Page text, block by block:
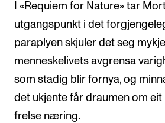
I «Requiem for Nature» tar
utgangspunkt i det
paraplyen skjuler det seg
menneskelivets avgrensa
som stadig blir fornya, og
det ukjente får draumen om
frelse næring.